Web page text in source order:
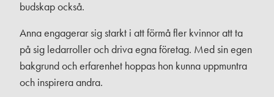
budskap också.
Anna engagerar sig starkt i att förmå fler kvinnor att ta
på sig ledarroller och driva egna företag. Med sin egen
bakgrund och erfarenhet hoppas hon kunna uppmuntra
och inspirera andra.